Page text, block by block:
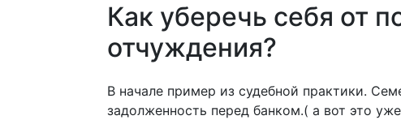
Как уберечь себя от
отчуждения?
В начале пример из судебной практики.
задолженность перед банком.( а вот это